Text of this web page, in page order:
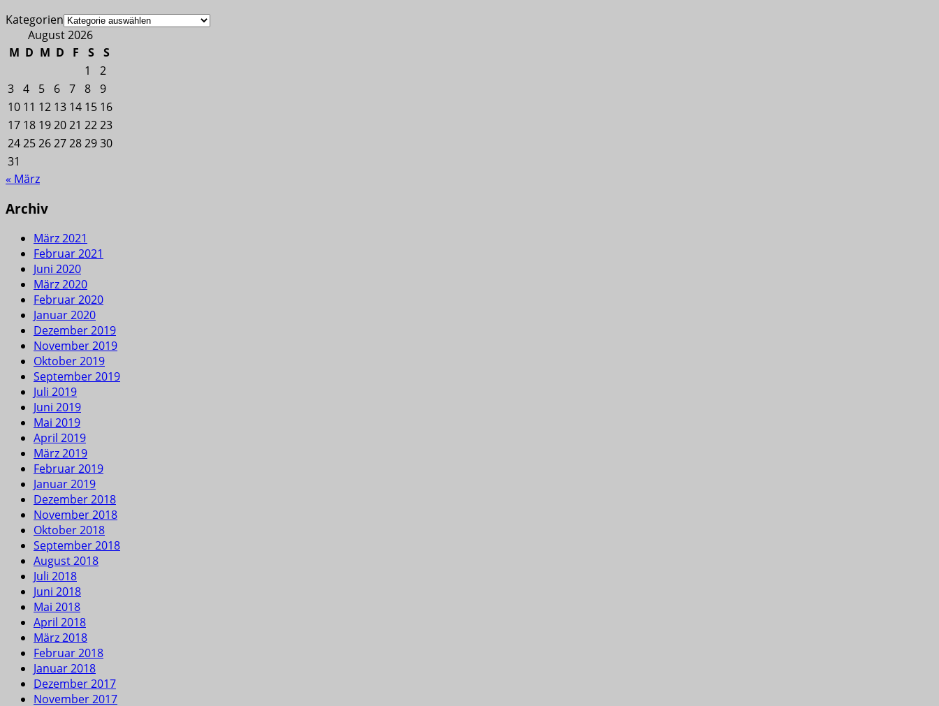
Kategorien
August 2026
M D M D F S
S
1
2
3 4 5 6 7 8 9
10 11 12 13 14 15 16
17 18 192021 2223
24252627282930
31
« März
Archiv
März 2021
Februar 2021
Juni 2020
März 2020
Februar 2020
Januar 2020
Dezember 2019
November 2019
Oktober 2019
September 2019
Juli 2019
Juni 2019
Mai 2019
April 2019
März 2019
Februar 2019
Januar 2019
Dezember 2018
November 2018
Oktober 2018
September 2018
August 2018
Juli 2018
Juni 2018
Mai 2018
April 2018
März 2018
Februar 2018
Januar 2018
Dezember 2017
November 2017